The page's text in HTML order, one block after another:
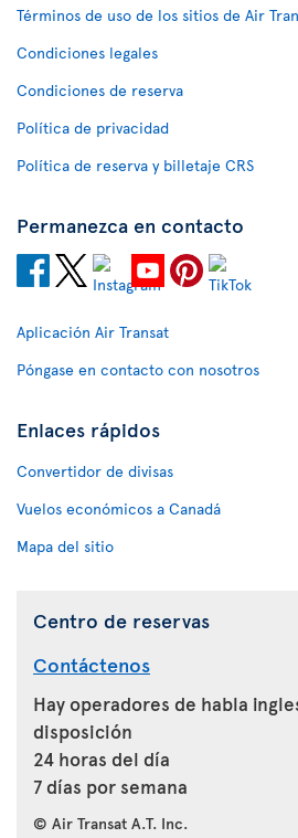
Términos de uso de los sitios de Air
Condiciones legales
Condiciones de reserva
Política de privacidad
Política de reserva y billetaje CRS
Permanezca en contacto
Aplicación Air Transat
Póngase en contacto con nosotros
Enlaces rápidos
Convertidor de divisas
Vuelos económicos a Canadá
Mapa del sitio
Centro de reservas
Contáctenos
Hay operadores de habla
disposición
24 horas del día
7 días por semana
© Air Transat A.T. Inc.